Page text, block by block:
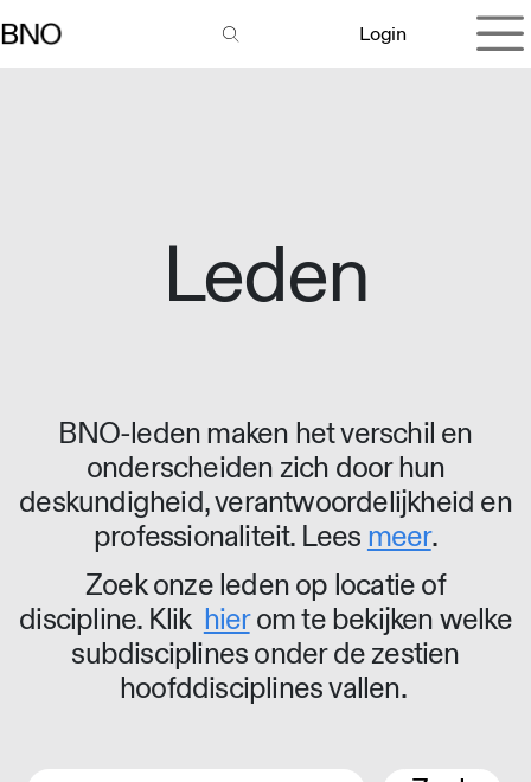
Login
Leden
BNO-leden maken het verschil en
onderscheiden zich door hun
deskundigheid, verantwoordelijkheid en
professionaliteit. Lees meer.
Zoek onze leden op locatie of
discipline. Klik hierom te bekijken welke
subdisciplines onder de zestien
hoofddisciplines vallen.